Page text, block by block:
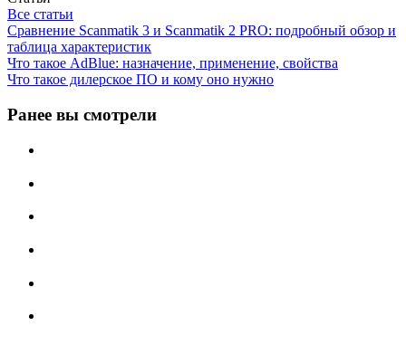
Все статьи
Сравнение Scanmatik 3 и Scanmatik 2 PRO: подробный обзор и
таблица характеристик
Что такое AdBlue: назначение, применение, свойства
Что такое дилерское ПО и кому оно нужно
Ранее вы смотрели